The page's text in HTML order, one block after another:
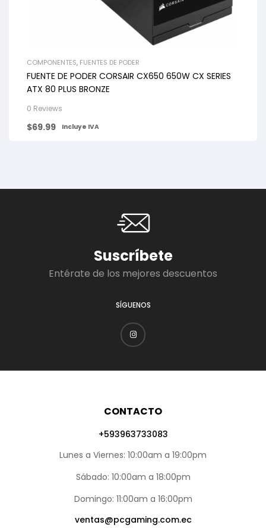
COMPONENTES, FUENTES DE PODER
FUENTE DE PODER CORSAIR CX650 650W CX SERIES
ATX 80 PLUS BRONZE
0 Reviews
$69.99 Incluye IVA
Suscríbete
Entérate de los mejores descuentos
SÍGUENOS
CONTACTO
+593963733083
Lunes a Viernes: 10:00am a 19:00pm
Sábado: 10:00am a 18:00pm
Domingo: 11:00am a 16:00pm
ventas@pcgaming.com.ec